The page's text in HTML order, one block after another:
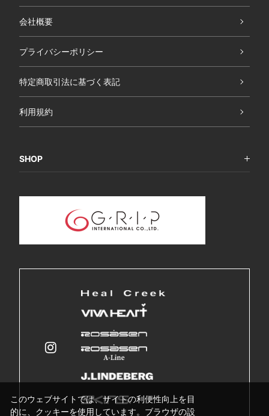
会社概要
プライバシーポリシー
特定商取引法に基づく表記
利用規約
SHOP
このウェブサイトでは、サイトの利便性向上を目
的に、クッキーを使用しています。ブラウザの設